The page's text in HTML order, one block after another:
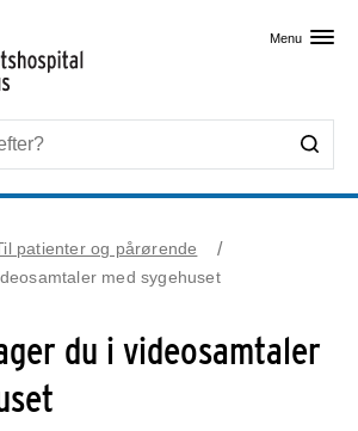
Menu
patienter og pårørende
med sygehuset
du i videosamtaler